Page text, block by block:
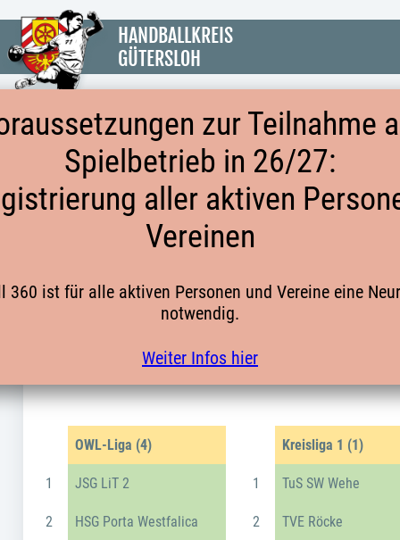
HANDBALLKREIS
GÜTERSLOH
STAFFELEINTEILUNG SAISON 2024-
2025 JUGENDSPIELBETRIEB OWL
männliche A-Jugend
OWL-Liga (4) Kreisliga 1 (1)
1 JSG LiT 2 1 TuS SW Wehe
2 HSG Porta Westfalica 2 TVE Röcke
zur Teilnahme
Spielbetrieb in 26/27:
aller aktiven
Vereinen
360 ist für alle aktiven Personen und Vereine eine
notwendig.
Weiter Infos hier